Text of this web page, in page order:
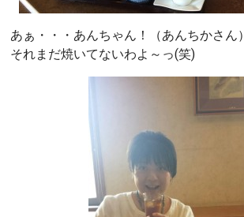
あぁ・・・あんちゃん！（あんちかさん）
それまだ焼いてないわよ～っ(笑)